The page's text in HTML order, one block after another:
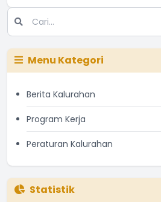
Menu Kategori
Berita Kalurahan
Program Kerja
Peraturan Kalurahan
Statistik